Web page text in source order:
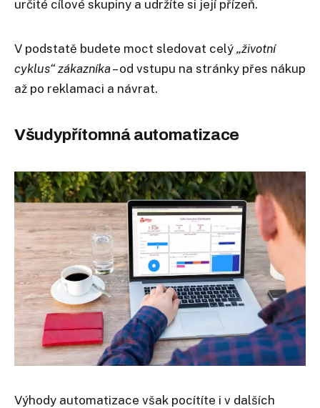
určité cílové skupiny a udržíte si její přízeň.
V podstatě budete moct sledovat celý „životní
cyklus“ zákazníka– od vstupu na stránky přes nákup
až po reklamaci a návrat.
​Všudypřítomná automatizace
Výhody automatizace však pocítíte i v dalších